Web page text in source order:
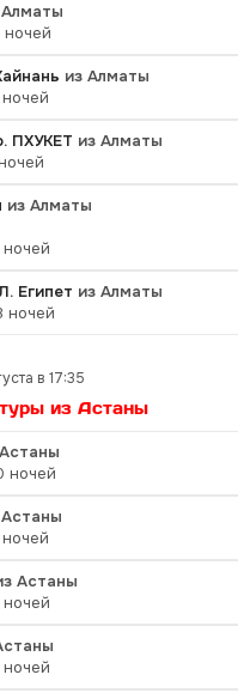
Алматы
ночей
из Алматы
ПХУКЕТ из Алматы
из Алматы
ночей
Египет из Алматы
ночей
из Астаны
в 17:35
ночей
Астаны
Астаны
ночей
ночей